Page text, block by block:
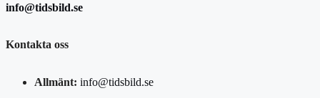
info@tidsbild.se
Kontakta oss
Allmänt: info@tidsbild.se